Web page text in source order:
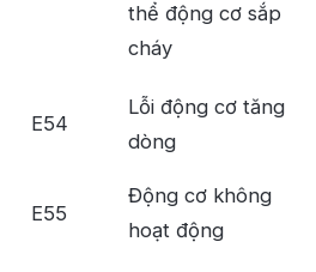
thể động cơ sắp
cháy
E54
Lỗi động cơ tăng
dòng
E55
Động cơ không
hoạt động